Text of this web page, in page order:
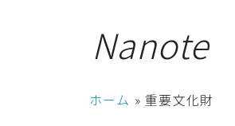
Nanote
ホーム »重要文化財